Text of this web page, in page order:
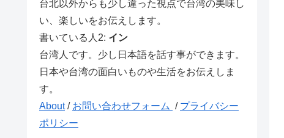
台北以外からも少し違った視点で台湾の美味し
い、楽しいをお伝えします。
書いている人2: イン
台湾人です。少し日本語を話す事ができます。
日本や台湾の面白いものや生活をお伝えしま
す。
About/ お問い合わせフォーム / プライバシー
ポリシー